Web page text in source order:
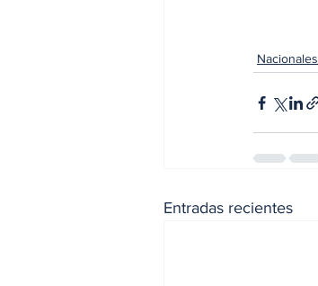
Nacionales
Entradas recientes